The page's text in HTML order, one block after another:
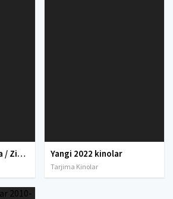
Baxt kulib boqqanda / Zig zag muvaffaqiyati SSSR komediya filmi O'zbek tilida kino 1968 HD Yangi 2022 kinolar
Tarjima Kinolar